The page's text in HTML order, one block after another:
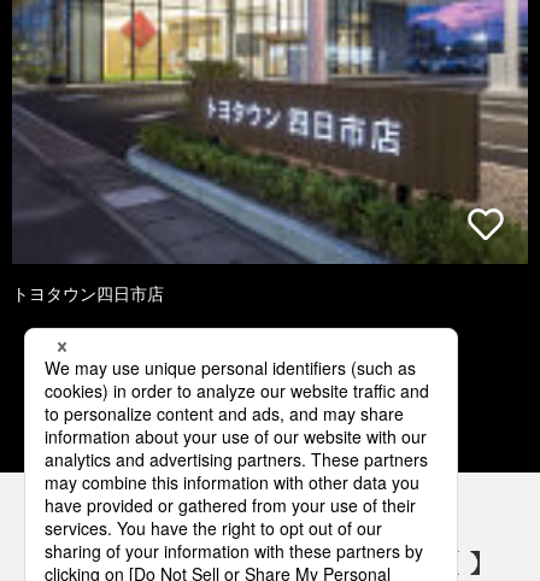
トヨタウン四日市店
4 5 6 7 8
パナソニックの電気設備 SNSアカウント